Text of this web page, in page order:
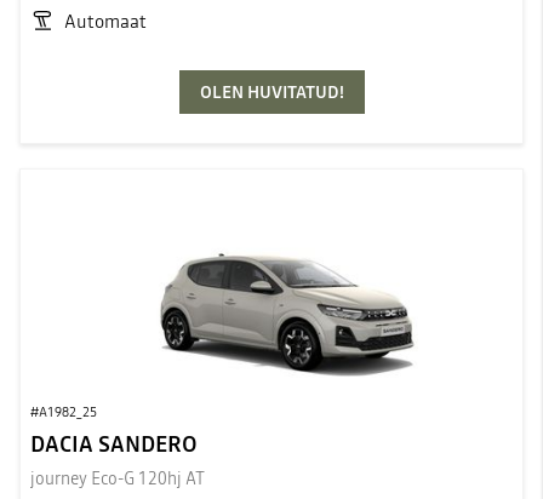
Automaat
OLEN HUVITATUD!
#A1982_25
DACIA SANDERO
journey Eco-G 120hj AT